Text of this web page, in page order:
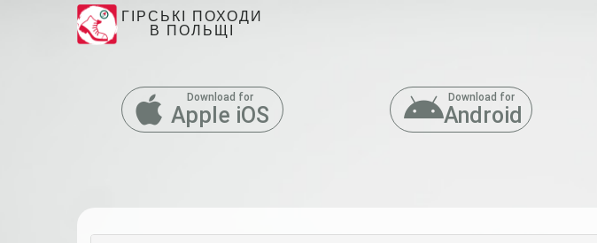
ГІРСЬКІ ПОХОДИ
В ПОЛЬЩІ
Download for
Apple iOS
Download for
Android